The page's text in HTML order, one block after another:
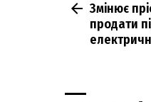
moreЗмінює
продати